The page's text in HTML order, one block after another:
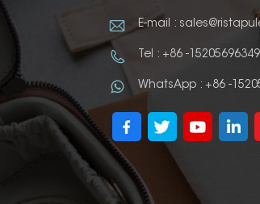
E-mail :
Tel : +86 -15205696349
WhatsApp : +86 -